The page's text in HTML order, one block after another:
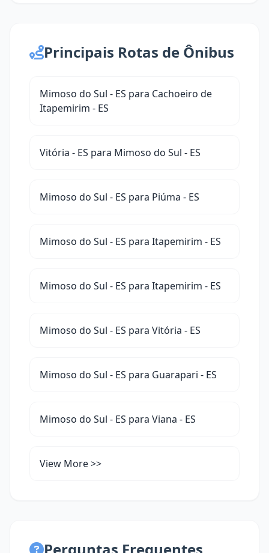
Principais Rotas de Ônibus
Mimoso do Sul - ES para Cachoeiro de
Itapemirim - ES
Vitória - ES para Mimoso do Sul - ES
Mimoso do Sul - ES para Piúma - ES
Mimoso do Sul - ES para Itapemirim - ES
Mimoso do Sul - ES para Itapemirim - ES
Mimoso do Sul - ES para Vitória - ES
Mimoso do Sul - ES para Guarapari - ES
Mimoso do Sul - ES para Viana - ES
View More >>